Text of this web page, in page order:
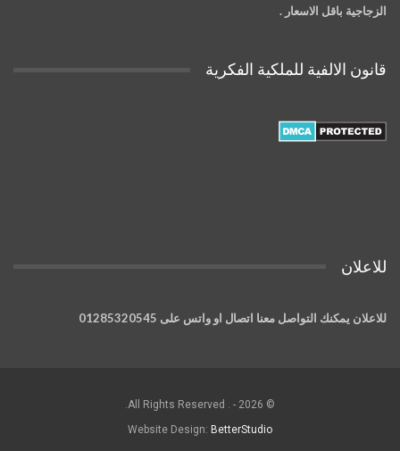
الزجاجية باقل الاسعار .
قانون الالفية للملكية الفكرية
للاعلان
للاعلان يمكنك التواصل معنا اتصال او واتس على 01285320545
© 2026 - . All Rights Reserved.
Website Design: BetterStudio